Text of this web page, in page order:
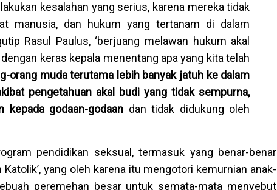
kesalahan yang serius, karena mereka tidak
manusia, dan hukum yang tertanam di dalam
Rasul Paulus, ‘berjuang melawan hukum akal
keras kepala menentang apa yang kita telah
orang muda terutama lebih banyak jatuh ke dalam
pengetahuan akal budi yang tidak sempurna,
kepada godaan-godaan dan tidak didukung oleh
pendidikan seksual, termasuk yang benar-benar
yang oleh karena itu mengotori kemurnian anak-
peremehan besar untuk semata-mata menyebut